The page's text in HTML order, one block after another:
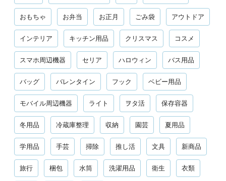
おもちゃ お弁当 お正月 ごみ袋 アウトドア
インテリア キッチン用品 クリスマス コスメ
スマホ周辺機器 セリア ハロウィン バス用品
バッグ バレンタイン フック ベビー用品
モバイル周辺機器 ライト ヲタ活 保存容器
冬用品 冷蔵庫整理 収納 園芸 夏用品
学用品 手芸 掃除 推し活 文具 新商品
旅行 梱包 水筒 洗濯用品 衛生 衣類